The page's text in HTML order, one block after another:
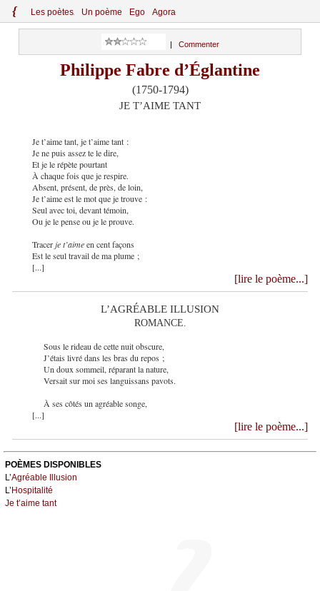
{ Les poètes Un poème Ego Agora
Commenter
Philippe Fabre d’Églantine
(1750-1794)
JE T’AIME TANT
Je t’aime tant, je t’aime tant :
Je ne puis assez te le dire,
Et je le répète pourtant
À chaque fois que je respire.
Absent, présent, de près, de loin,
Je t’aime est le mot que je trouve :
Seul avec toi, devant témoin,
Ou je le pense ou je le prouve.
Tracerje t’aimeen cent façons
Est le seul travail de ma plume ;
[...]
[lire le poème...]
L’AGRÉABLE ILLUSION
ROMANCE.
Sous le rideau de cette nuit obscure,
J’étais livré dans les bras du repos ;
Un doux sommeil, réparant la nature,
Versait sur moi ses languissans pavots.
À ses côtés un agréable songe,
[...]
[lire le poème...]
POÈMES DISPONIBLES
L’Agréable Illusion
L’ Hospitalité
Je t’aime tant